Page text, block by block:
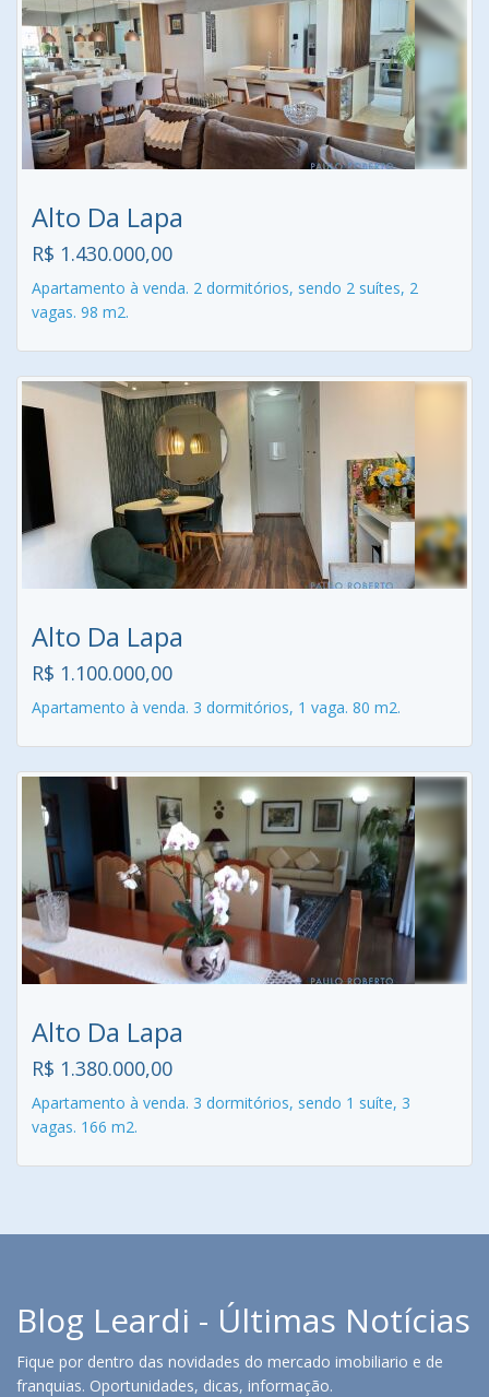
Alto Da Lapa
R$ 1.430.000,00
Apartamento à venda. 2 dormitórios, sendo 2 suítes, 2
vagas. 98 m2.
Alto Da Lapa
R$ 1.100.000,00
Apartamento à venda. 3 dormitórios, 1 vaga. 80 m2.
Alto Da Lapa
R$ 1.380.000,00
Apartamento à venda. 3 dormitórios, sendo 1 suíte, 3
vagas. 166 m2.
Blog Leardi - Últimas Notícias
Fique por dentro das novidades do mercado imobiliario e de
franquias. Oportunidades, dicas, informação.